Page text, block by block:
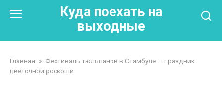
Куда поехать на
выходные
Главная » Фестиваль тюльпанов в Стамбуле — праздник
цветочной роскоши